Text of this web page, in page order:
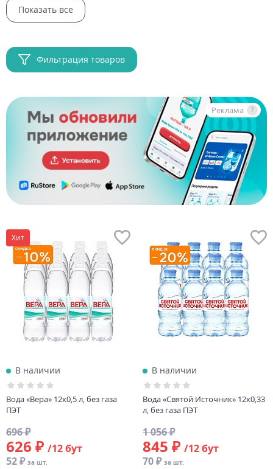
Реклама ?
Хит
В наличии
Вода «Вера» 12х0,5 л, без газа
ПЭТ
696 ₽
626 ₽ /12 бут
52 ₽ за шт.
В наличии
Вода «Святой Источник» 12х0,33
л, без газа ПЭТ
1 056 ₽
845 ₽ /12 бут
70 ₽ за шт.
Показать все
Фильтрация товаров